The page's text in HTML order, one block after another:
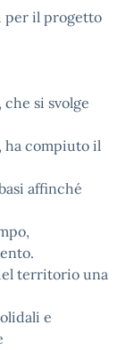
per il progetto
si svolge
ha compiuto il
affinché
territorio una
e